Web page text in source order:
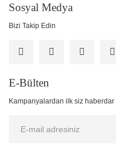
Sosyal Medya
Bizi Takip Edin
E-Bülten
Kampanyalardan ilk siz haberdar